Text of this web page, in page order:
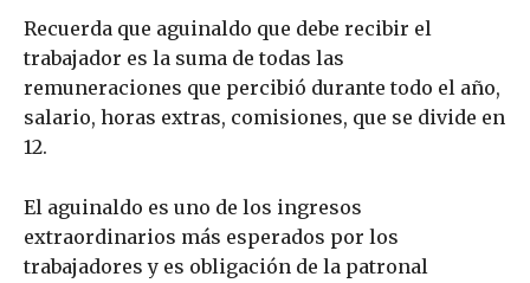
Recuerda que aguinaldo que debe recibir el
trabajador es la suma de todas las
remuneraciones que percibió durante todo el año,
salario, horas extras, comisiones, que se divide en
12.
El aguinaldo es uno de los ingresos
extraordinarios más esperados por los
trabajadores y es obligación de la patronal